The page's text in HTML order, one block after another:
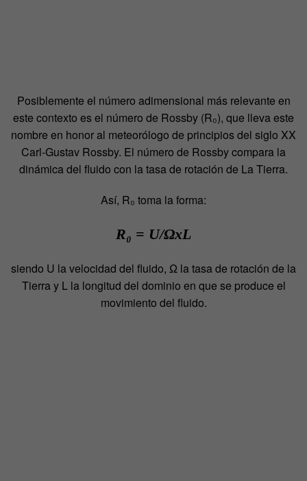
Posiblemente el número adimensional más relevante en
este contexto es el número de Rossby (R₀), que lleva este
nombre en honor al meteorólogo de principios del siglo XX
Carl-Gustav Rossby. El número de Rossby compara la
dinámica del fluido con la tasa de rotación de La Tierra.
Así, R₀ toma la forma:
R₀ = U/ΩxL
siendo U la velocidad del fluido, Ω la tasa de rotación de la
Tierra y L la longitud del dominio en que se produce el
movimiento del fluido.